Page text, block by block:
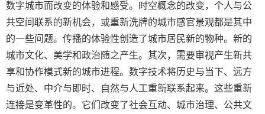
数字城市而改变的体验和感受。时空概念的改变，个人与公
共空间联系的新机会，或重新洗牌的城市感官景观都是其中
的一些问题。传播的体验性创造了城市居民新的物种。新的
城市文化、美学和政治随之产生。其次，需要审视产生新共
享和协作模式新的城市进程。数字技术将历史与当下、远方
与近处、中介与即时、自然与人工重新联系起来。这些重新
连接是变革性的。它们改变了社会互动、城市治理、公共文